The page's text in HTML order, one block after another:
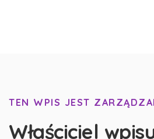
TEN WPIS JEST
Właściciel